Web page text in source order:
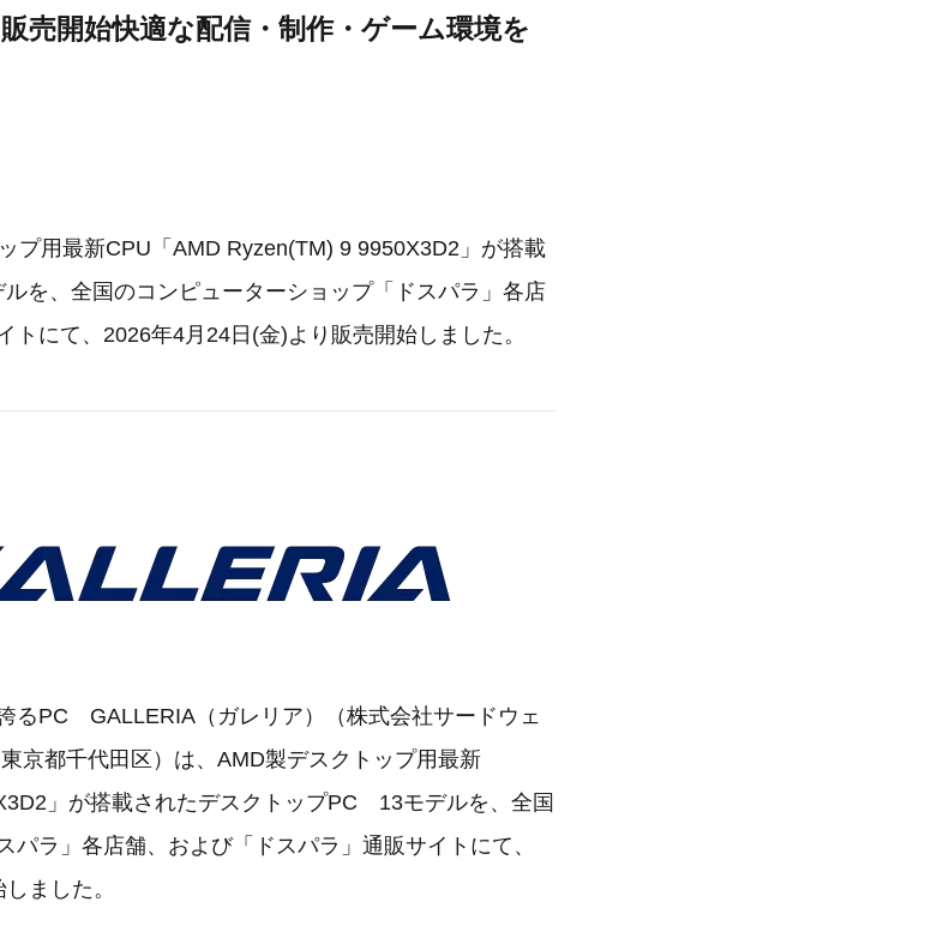
開始快適な配信・制作・ゲーム環境を
プ用最新CPU「AMD Ryzen(TM) 9 9950X3D2」が搭載
を、全国のコンピューターショップ「ドスパラ」各店
トにて、2026年4月24日(金)より販売開始しました。
るPC GALLERIA（ガレリア）（株式会社サードウェ
都千代田区）は、AMD製デスクトップ用最新
」が搭載されたデスクトップPC 13モデルを、全国
パラ」各店舗、および「ドスパラ」通販サイトにて、
ました。